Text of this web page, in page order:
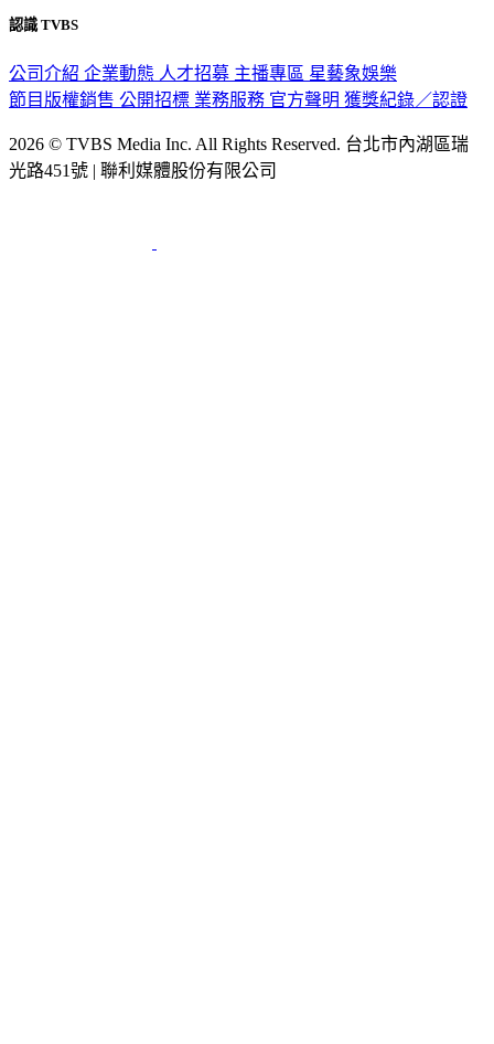
認識 TVBS
公司介紹 企業動態 人才招募 主播專區 星藝象娛樂
節目版權銷售 公開招標 業務服務 官方聲明 獲獎紀錄／認證
2026 © TVBS Media Inc. All Rights Reserved. 台北市內湖區瑞
光路451號 | 聯利媒體股份有限公司